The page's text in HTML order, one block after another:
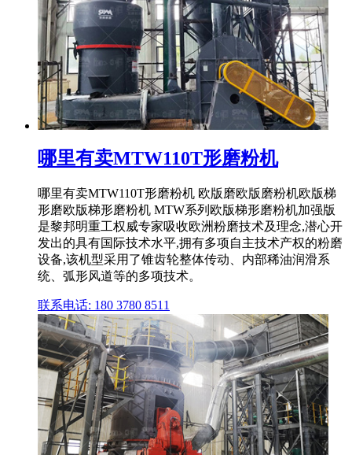
哪里有卖MTW110T形磨粉机
哪里有卖MTW110T形磨粉机 欧版磨欧版磨粉机欧版梯
形磨欧版梯形磨粉机 MTW系列欧版梯形磨粉机加强版
是黎邦明重工权威专家吸收欧洲粉磨技术及理念,潜心开
发出的具有国际技术水平,拥有多项自主技术产权的粉磨
设备,该机型采用了锥齿轮整体传动、内部稀油润滑系
统、弧形风道等的多项技术。
联系电话: 180 3780 8511